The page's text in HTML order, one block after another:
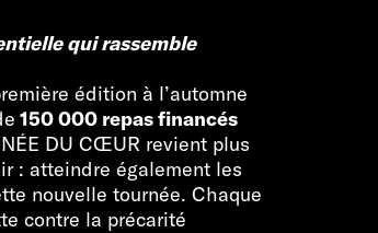
qui rassemble
édition à l’automne
150 000 repas financés
DU CŒUR revient plus
: atteindre également les
nouvelle tournée. Chaque
contre la précarité